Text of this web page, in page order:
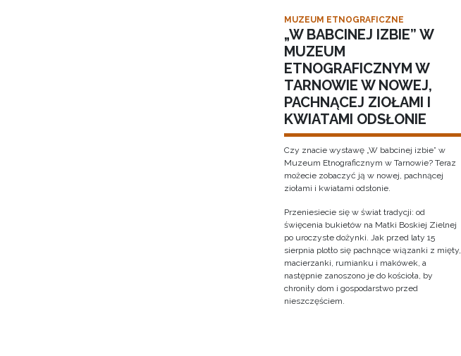
MUZEUM ETNOGRAFICZNE
„W BABCINEJ IZBIE” W
MUZEUM
ETNOGRAFICZNYM W
TARNOWIE W NOWEJ,
PACHNĄCEJ ZIOŁAMI I
KWIATAMI ODSŁONIE
Czy znacie wystawę „W babcinej izbie” w
Muzeum Etnograficznym w Tarnowie? Teraz
możecie zobaczyć ją w nowej, pachnącej
ziołami i kwiatami odsłonie.
Przeniesiecie się w świat tradycji: od
święcenia bukietów na Matki Boskiej Zielnej
po uroczyste dożynki. Jak przed laty 15
sierpnia plotło się pachnące wiązanki z mięty,
macierzanki, rumianku i makówek, a
następnie zanoszono je do kościoła, by
chroniły dom i gospodarstwo przed
nieszczęściem.